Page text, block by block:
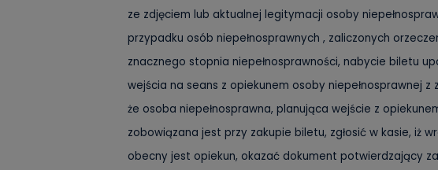
ze zdjęciem lub aktualnej legitymacji osoby
przypadku osób niepełnosprawnych , zaliczonych
znacznego stopnia niepełnosprawności, nabycie biletu
wejścia na seans z opiekunem osoby niepełnosprawnej z
że osoba niepełnosprawna, planująca wejście z
zobowiązana jest przy zakupie biletu, zgłosić w kasie, iż
obecny jest opiekun, okazać dokument potwierdzający